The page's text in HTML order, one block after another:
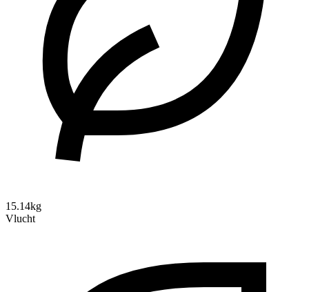
15.14kg
Vlucht